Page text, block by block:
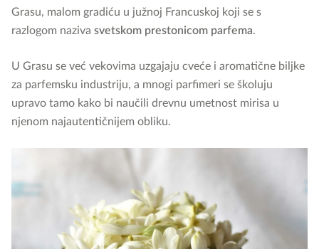
Grasu, malom gradiću u južnoj Francuskoj koji se s
razlogom naziva svetskom prestonicom parfema.
U Grasu se već vekovima uzgajaju cveće i aromatične biljke
za parfemsku industriju, a mnogi parfimeri se školuju
upravo tamo kako bi naučili drevnu umetnost mirisa u
njenom najautentičnijem obliku.